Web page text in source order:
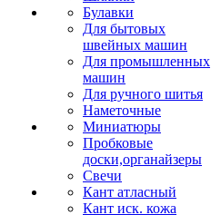
Булавки
Для бытовых
швейных машин
Для промышленных
машин
Для ручного шитья
Наметочные
Миниатюры
Пробковые
доски,органайзеры
Свечи
Кант атласный
Кант иск. кожа